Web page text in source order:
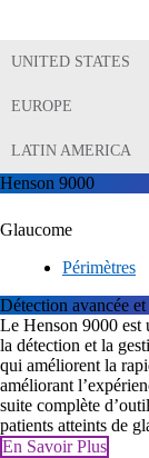
UNITED STATES
EUROPE
LATIN AMERICA
Henson 9000
Glaucome
Périmètres
Détection avancée
Le Henson 9000 est
la détection et la
qui améliorent la
améliorant
suite complète
patients atteints de
En Savoir Plus